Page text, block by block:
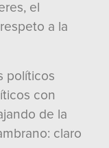
el
a la
políticos
con
de la
claro